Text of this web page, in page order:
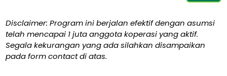
Disclaimer: Program ini berjalan efektif dengan asumsi
telah mencapai 1 juta anggota koperasi yang aktif.
Segala kekurangan yang ada silahkan disampaikan
pada form contact di atas.